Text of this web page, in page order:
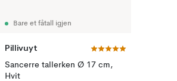
Bare et fåtall igjen
Pillivuyt
Sancerre tallerken Ø 17 cm,
Hvit